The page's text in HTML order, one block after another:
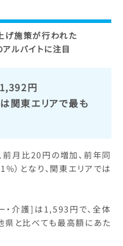
げ施策が行われた
アルバイトに注目
1,392円
関東エリアで最も
月比20円の増加、前年同
）となり、関東エリアでは
・介護]は1,593円で、全体
県と比べても最高額にあた